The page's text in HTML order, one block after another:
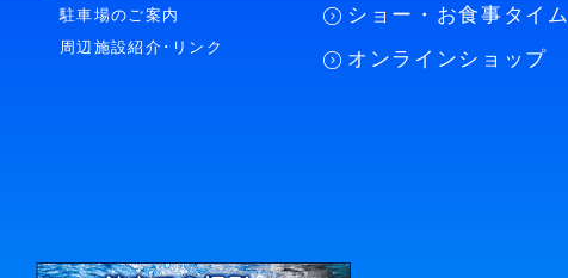
駐車場のご案内
周辺施設紹介･リンク
ショー・お食事タイム
オンラインショップ